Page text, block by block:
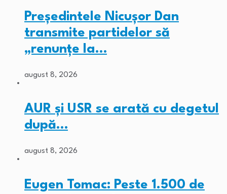
Președintele Nicușor Dan
transmite partidelor să
„renunțe la…
august 8, 2026
AUR și USR se arată cu degetul
după…
august 8, 2026
Eugen Tomac: Peste 1.500 de